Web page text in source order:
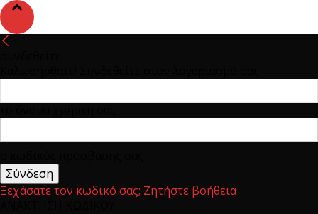
Ξεχάσατε τον κωδικό σας; Ζητήστε βοήθεια